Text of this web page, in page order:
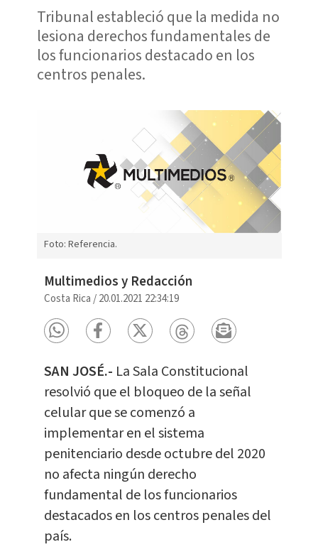
Tribunal estableció que la medida no
lesiona derechos fundamentales de
los funcionarios destacado en los
centros penales.
Foto: Referencia.
Multimedios y Redacción
Costa Rica /20.01.2021 22:34:19
SAN JOSÉ.- La Sala Constitucional
resolvió que el bloqueo de la señal
celular que se comenzó a
implementar en el sistema
penitenciario desde octubre del 2020
no afecta ningún derecho
fundamental de los funcionarios
destacados en los centros penales del
país.